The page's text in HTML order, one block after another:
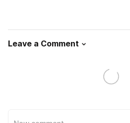
Leave a Comment